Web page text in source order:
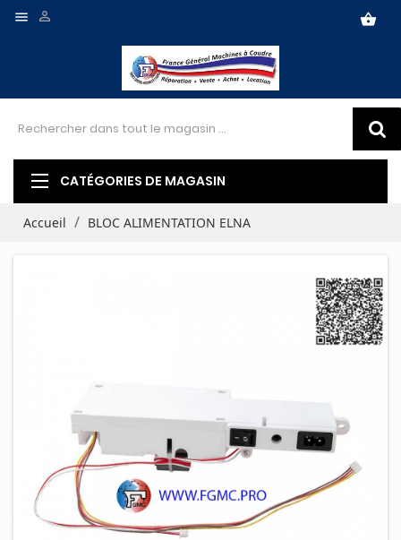
 shopping_basket

CATÉGORIES DE MAGASIN
Accueil BLOC ALIMENTATION ELNA